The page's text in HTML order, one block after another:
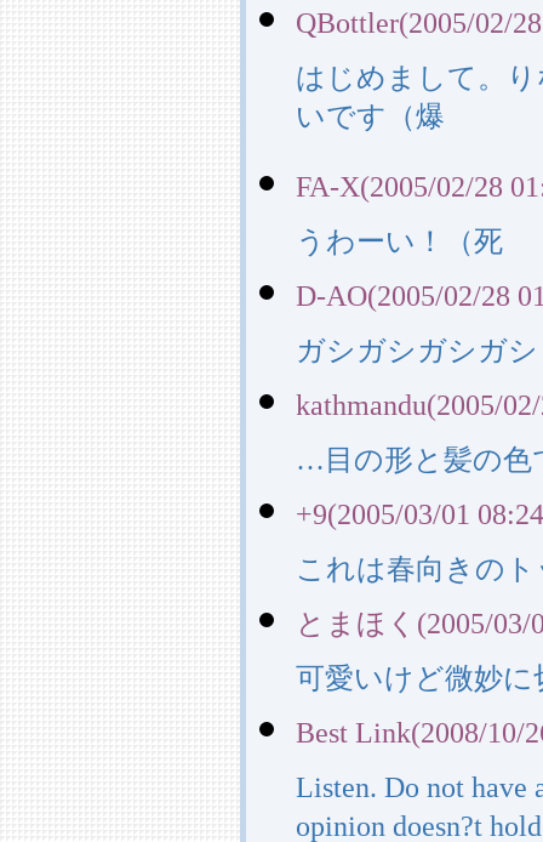
QBottler(2005/02/
はじめまして。
いです（爆
FA-X(2005/02/28
うわーい！（死
D-AO(2005/02/28
ガシガシガシガ
kathmandu(2005/
…目の形と髪の色
+9(2005/03/01
これは春向きの
とまほく(2005/03/
可愛いけど微妙
Best Link(2008/10/
Listen. Do not have